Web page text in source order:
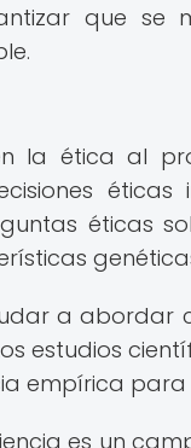
que se
la ética al
éticas
éticas
a abordar
estudios
empírica
es un